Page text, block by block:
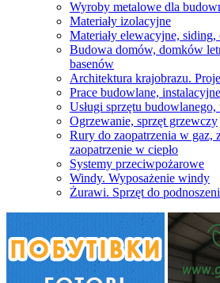
Wyroby metalowe dla
Materiały izolacyjne
Materiały elewacyjne, siding,
Budowa domów, domków
basenów
Architektura krajobrazu.
Prace budowlane, instalacyjne
Usługi sprzętu budowlanego,
Ogrzewanie, sprzęt grzewczy
Rury do zaopatrzenia w gaz,
zaopatrzenie w ciepło
Systemy przeciwpożarowe
Windy. Wyposażenie windy
Żurawi. Sprzęt do